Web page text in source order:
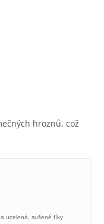
hroznů, což
ucelená, sušené fíky